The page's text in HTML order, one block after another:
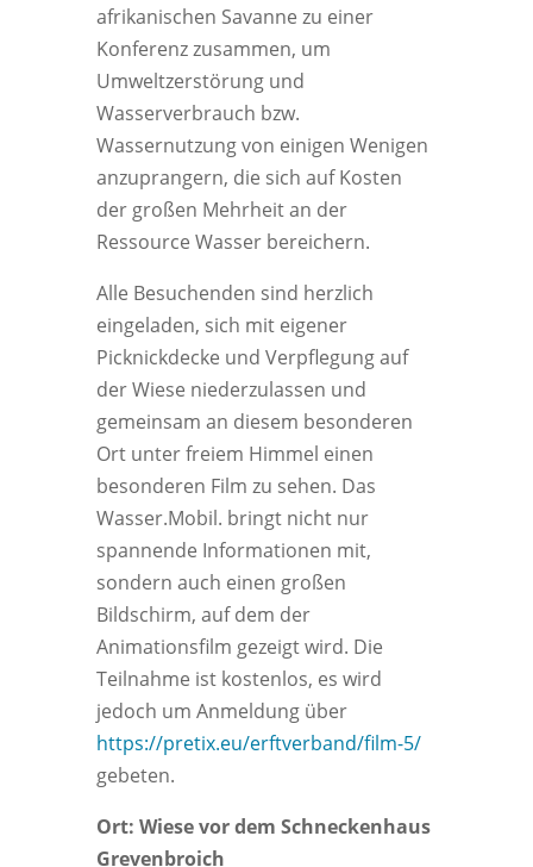
afrikanischen Savanne zu einer
Konferenz zusammen, um
Umweltzerstörung und
Wasserverbrauch bzw.
Wassernutzung von einigen Wenigen
anzuprangern, die sich auf Kosten
der großen Mehrheit an der
Ressource Wasser bereichern.
Alle Besuchenden sind herzlich
eingeladen, sich mit eigener
Picknickdecke und Verpflegung auf
der Wiese niederzulassen und
gemeinsam an diesem besonderen
Ort unter freiem Himmel einen
besonderen Film zu sehen. Das
Wasser.Mobil. bringt nicht nur
spannende Informationen mit,
sondern auch einen großen
Bildschirm, auf dem der
Animationsfilm gezeigt wird. Die
Teilnahme ist kostenlos, es wird
jedoch um Anmeldung über
https://pretix.eu/erftverband/film-5/
gebeten.
Ort: Wiese vor dem Schneckenhaus
Grevenbroich